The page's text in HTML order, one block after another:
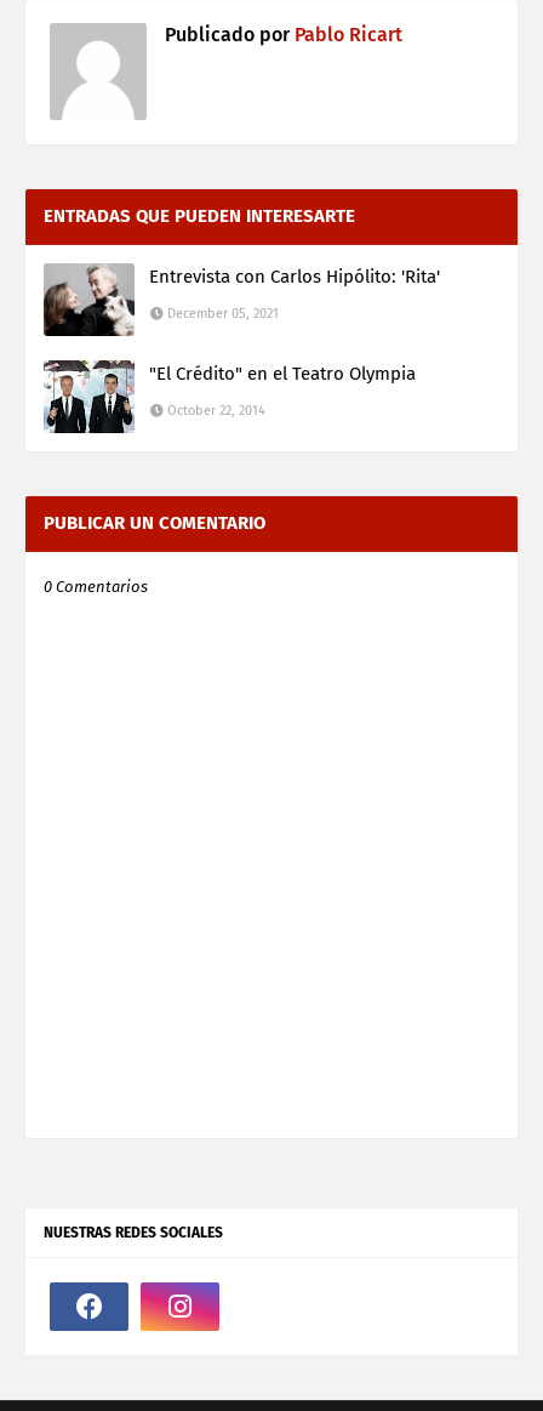
Publicado porPablo Ricart
ENTRADAS QUE PUEDEN INTERESARTE
Entrevista con Carlos Hipólito: 'Rita'
December 05, 2021
"El Crédito" en el Teatro Olympia
October 22, 2014
PUBLICAR UN COMENTARIO
0 Comentarios
NUESTRAS REDES SOCIALES